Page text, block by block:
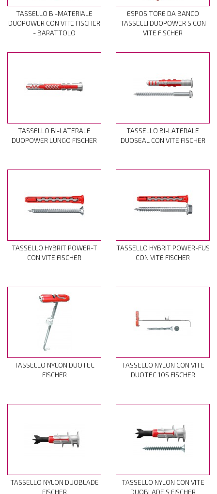
TASSELLO BI-MATERIALE
DUOPOWER CON VITE FISCHER
- BARATTOLO
ESPOSITORE DA BANCO
TASSELLI DUOPOWER S CON
VITE FISCHER
TASSELLO BI-LATERALE
DUOPOWER LUNGO FISCHER
TASSELLO BI-LATERALE
DUOSEAL CON VITE FISCHER
TASSELLO HYBRIT POWER-T
CON VITE FISCHER
TASSELLO HYBRIT POWER-FUS
CON VITE FISCHER
TASSELLO NYLON DUOTEC
FISCHER
TASSELLO NYLON CON VITE
DUOTEC 10S FISCHER
TASSELLO NYLON DUOBLADE
FISCHER
TASSELLO NYLON CON VITE
DUOBLADE S FISCHER